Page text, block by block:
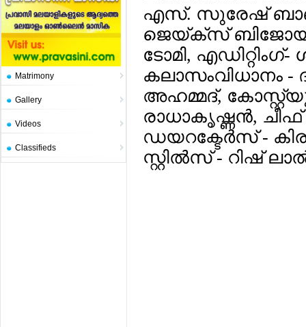
Matrimony
Gallery
Videos
Classifieds
എസ്. സുരേഷ്
ജെയ്ക്‌സ്
ടോമി,
കലാസംവിധാനം -
അഹമ്മദ്,
രാധാകൃഷ്ണന്‍, ചീഫ്
ഡയറക്ടേര്‍സ് -
സ്റ്റില്‍സ് - റിഷ്